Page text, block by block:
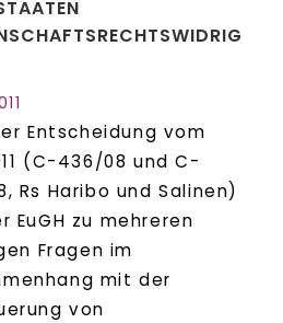
Entscheidung vom
(C-436/08 und C-
Rs Haribo und Salinen)
EuGH zu mehreren
Fragen im
mit der
von